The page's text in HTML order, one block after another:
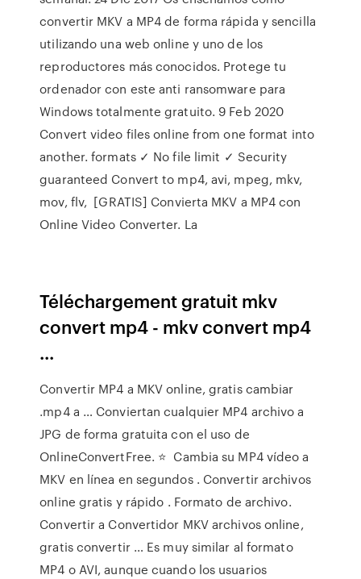
convertir MKV a MP4 de forma rápida y sencilla
utilizando una web online y uno de los
reproductores más conocidos. Protege tu
ordenador con este anti ransomware para
Windows totalmente gratuito. 9 Feb 2020
Convert video files online from one format into
another. formats ✓ No file limit ✓ Security
guaranteed Convert to mp4, avi, mpeg, mkv,
mov, flv, [GRATIS] Convierta MKV a MP4 con
Online Video Converter. La
Téléchargement gratuit mkv
convert mp4 - mkv convert mp4
...
Convertir MP4 a MKV online, gratis cambiar
.mp4 a … Conviertan cualquier MP4 archivo a
JPG de forma gratuita con el uso de
OnlineConvertFree. ⭐ ️ Cambia su MP4 vídeo a
MKV en línea en segundos ️. Convertir archivos
online gratis y rápido . Formato de archivo.
Convertir a Convertidor MKV archivos online,
gratis convertir … Es muy similar al formato
MP4 o AVI, aunque cuando los usuarios